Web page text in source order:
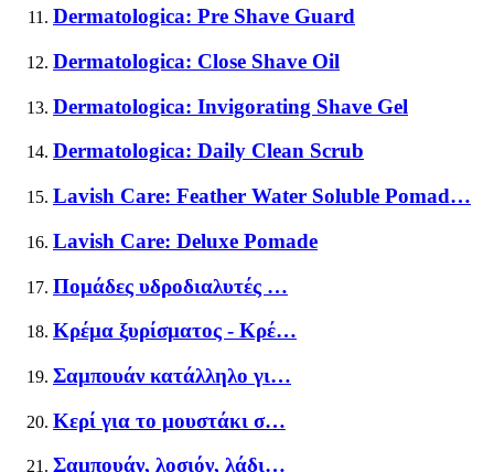
Dermatologica: Pre Shave Guard
Dermatologica: Close Shave Oil
Dermatologica: Invigorating Shave Gel
Dermatologica: Daily Clean Scrub
Lavish Care: Feather Water Soluble Pomad…
Lavish Care: Deluxe Pomade
Πομάδες υδροδιαλυτές …
Κρέμα ξυρίσματος - Κρέ…
Σαμπουάν κατάλληλο γι…
Κερί για το μουστάκι σ…
Σαμπουάν, λοσιόν, λάδι…